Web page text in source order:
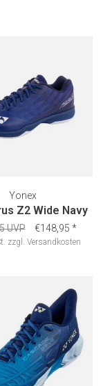
Yonex
Z2 Wide Navy
UVP €148,95 *
zzgl. Versandkosten